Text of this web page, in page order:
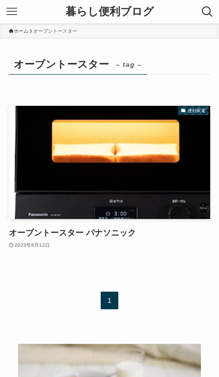
暮らし便利ブログ
ホーム オーブントースター
オーブントースター – tag –
便利家電
オーブントースター パナソニック
2023年8月12日
1